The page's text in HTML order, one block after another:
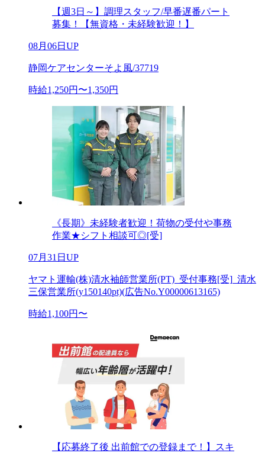
【週3日～】調理スタッフ/早番遅番パート
募集！【無資格・未経験歓迎！】
08月06日UP
静岡ケアセンターそよ風/37719
時給1,250円〜1,350円
《長期》未経験者歓迎！荷物の受付や事務
作業★シフト相談可◎[受]
07月31日UP
ヤマト運輸(株)清水袖師営業所(PT)_受付事務[受]_清水
三保営業所(y150140pt)(広告No.Y00000613165)
時給1,100円〜
【応募終了後 出前館での登録まで！】スキ